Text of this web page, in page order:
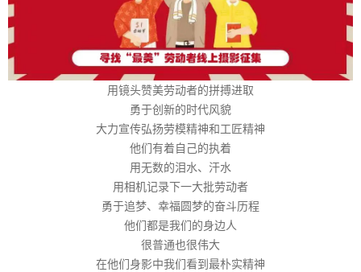
用镜头赞美劳动者的拼搏进取
勇于创新的时代风貌
大力宣传弘扬劳模精神和工匠精神
他们有着自己的执着
用无数的泪水、汗水
用相机记录下一大批劳动者
勇于追梦、幸福圆梦的奋斗历程
他们都是我们的身边人
很普通也很伟大
在他们身影中我们看到最朴实精神